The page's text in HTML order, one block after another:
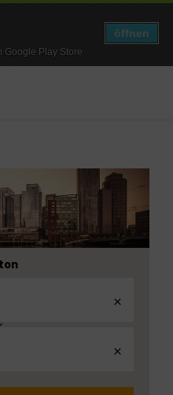
Google Play Store
öffnen